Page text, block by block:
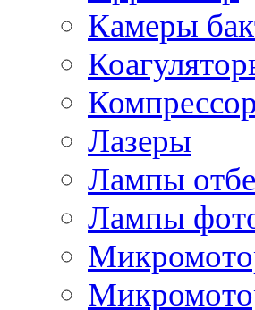
Камеры
Лазеры
Лампы
Лампы